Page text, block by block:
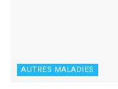
AUTRES MALADIES